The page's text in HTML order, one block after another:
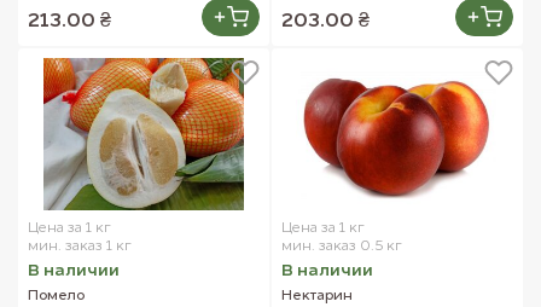
213.00 ₴ 203.00 ₴
Цена за 1 кг
мин. заказ 1 кг
В наличии
Помело
Цена за 1 кг
мин. заказ 0.5 кг
В наличии
Нектарин